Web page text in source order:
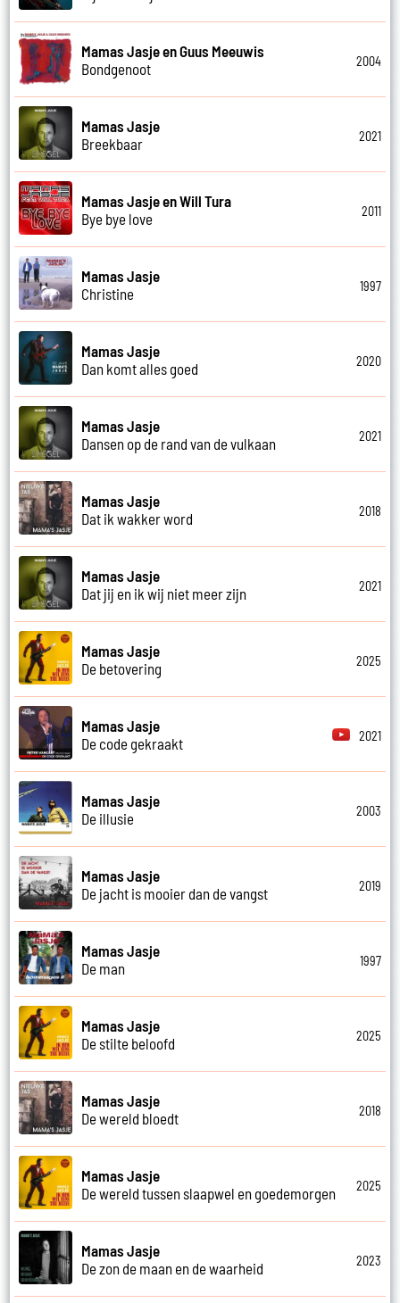
Mamas Jasje en Guus Meeuwis
Bondgenoot
2004
Mamas Jasje
Breekbaar
2021
Mamas Jasje en Will Tura
Bye bye love
2011
Mamas Jasje
Christine
1997
Mamas Jasje
Dan komt alles goed
2020
Mamas Jasje
Dansen op de rand van de vulkaan
2021
Mamas Jasje
Dat ik wakker word
2018
Mamas Jasje
Dat jij en ik wij niet meer zijn
2021
Mamas Jasje
De betovering
2025
Mamas Jasje
De code gekraakt
2021
Mamas Jasje
De illusie
2003
Mamas Jasje
De jacht is mooier dan de vangst
2019
Mamas Jasje
De man
1997
Mamas Jasje
De stilte beloofd
2025
Mamas Jasje
De wereld bloedt
2018
Mamas Jasje
De wereld tussen slaapwel en goedemorgen
2025
Mamas Jasje
De zon de maan en de waarheid
2023